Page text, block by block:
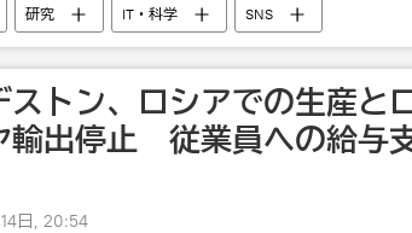
研究 IT・科学 SNS
ストン、ロシアでの生産と
輸出停止 従業員への給与
日, 20:54